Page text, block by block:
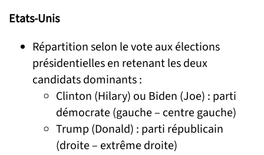
Etats-Unis
Répartition selon le vote aux élections
présidentielles en retenant les deux
candidats dominants :
Clinton (Hilary) ou Biden (Joe) : parti
démocrate (gauche – centre gauche)
Trump (Donald) : parti républicain
(droite – extrême droite)